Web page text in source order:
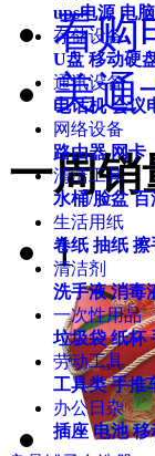
ups电源 电
存储设备
U盘 移动硬
通讯设备
电话机 会议
网络设备
路由器 网卡
清洁工具
水桶/脸盆 百
生活用纸
卷纸 抽纸 擦
清洁剂
洗手液 消毒
一次性用品
垃圾袋 纸杯
劳动工具
工具类 手推
办公日杂
插座 电池 移
看购
美通
一周销
1